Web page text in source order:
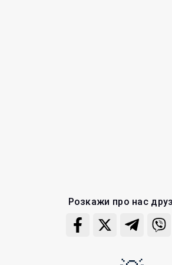
Розкажи про нас